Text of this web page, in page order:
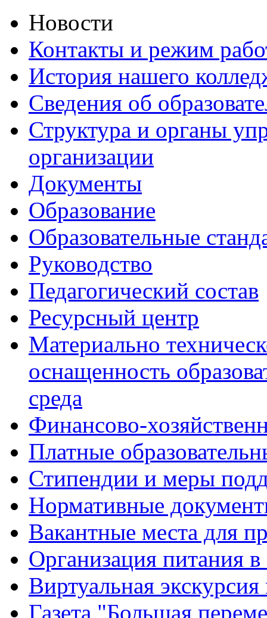
Новости
Контакты и режим
История нашего
Сведения об
Структура и органы
организации
Документы
Образование
Образовательные
Руководство
Педагогический состав
Ресурсный центр
Материально
оснащенность
среда
Финансово-
Платные
Стипендии и меры
Нормативные
Вакантные места для
Организация питания в
Виртуальная
Газета "Большая